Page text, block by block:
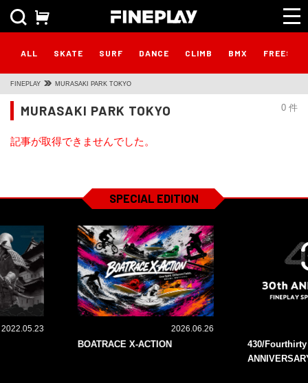
ALL SKATE SURF DANCE CLIMB BMX
FINEPLAY MURASAKI PARK TOKYO
0 件
MURASAKI PARK TOKYO
記事が取得できませんでした。
SPECIAL EDITION
2022.05.23 2026.06.26
BOATRACE X-ACTION
430/